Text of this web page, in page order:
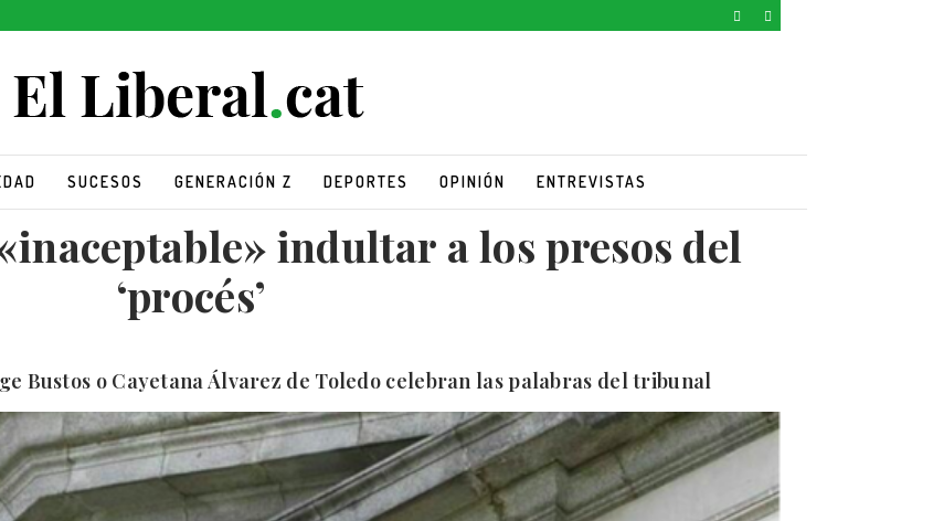
SUCESOS GENERACIÓN Z DEPORTES OPINIÓN ENTREVISTAS
indultar a los presos del
‘procés’
Bustos o Cayetana Álvarez de Toledo celebran las palabras del tribunal